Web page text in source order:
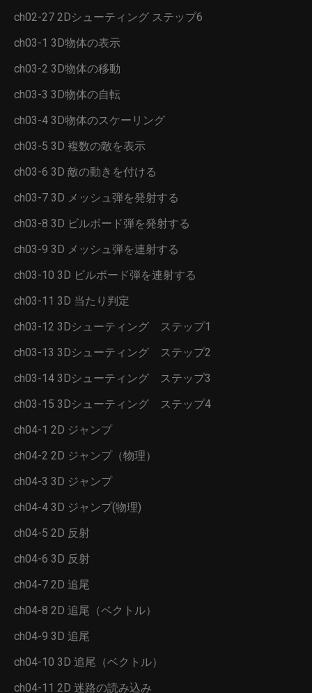
ch02-27 2Dシューティング ステップ6
ch03-1 3D物体の表示
ch03-2 3D物体の移動
ch03-3 3D物体の自転
ch03-4 3D物体のスケーリング
ch03-5 3D 複数の敵を表示
ch03-6 3D 敵の動きを付ける
ch03-7 3D メッシュ弾を発射する
ch03-8 3D ビルボード弾を発射する
ch03-9 3D メッシュ弾を連射する
ch03-10 3D ビルボード弾を連射する
ch03-11 3D 当たり判定
ch03-12 3Dシューティング ステップ1
ch03-13 3Dシューティング ステップ2
ch03-14 3Dシューティング ステップ3
ch03-15 3Dシューティング ステップ4
ch04-1 2D ジャンプ
ch04-2 2D ジャンプ（物理）
ch04-3 3D ジャンプ
ch04-4 3D ジャンプ(物理)
ch04-5 2D 反射
ch04-6 3D 反射
ch04-7 2D 追尾
ch04-8 2D 追尾（ベクトル）
ch04-9 3D 追尾
ch04-10 3D 追尾（ベクトル）
ch04-11 2D 迷路の読み込み